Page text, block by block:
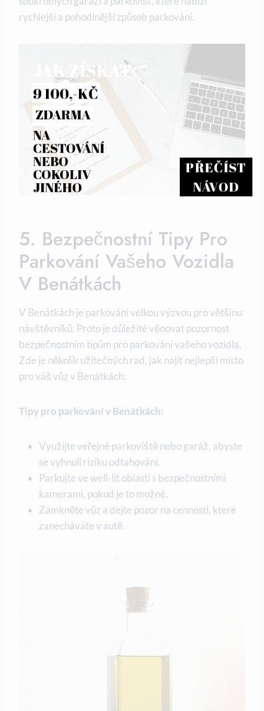
rychlejší a pohodlnější způsob parkování.
5. Bezpečnostní Tipy Pro
Parkování Vašeho Vozidla
V Benátkách
V Benátkách je parkování velkou výzvou pro většinu
návštěvníků. Proto je důležité věnovat pozornost
bezpečnostním tipům pro parkování vašeho vozidla.
Zde je několik užitečných rad, jak najít nejlepší místo
pro váš vůz v Benátkách:
Tipy pro parkování v Benátkách:
Využijte veřejné parkoviště nebo garáž, abyste
se vyhnuli riziku odtahování.
Parkujte ve well-lit oblasti s bezpečnostními
kamerami, pokud je to možné.
Zamkněte vůz a dejte pozor na cennosti, které
zanecháváte v autě.
JAK ZÍSKAT
ZDARMA
PŘEČÍST
NÁVOD
9 100,-KČ
NA
CESTOVÁNÍ
NEBO
COKOLIV
JINÉHO